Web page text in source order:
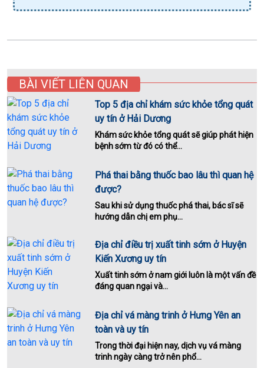
BÀI VIẾT LIÊN QUAN
Top 5 địa chỉ khám sức khỏe tổng quát
uy tín ở Hải Dương
Khám sức khỏe tổng quát sẽ giúp phát hiện
bệnh sớm từ đó có thể...
Phá thai bằng thuốc bao lâu thì quan hệ
được?
Sau khi sử dụng thuốc phá thai, bác sĩ sẽ
hướng dẫn chị em phụ...
Địa chỉ điều trị xuất tinh sớm ở Huyện
Kiến Xương uy tín
Xuất tinh sớm ở nam giới luôn là một vấn đề
đáng quan ngại và...
Địa chỉ vá màng trinh ở Hưng Yên an
toàn và uy tín
Trong thời đại hiện nay, dịch vụ vá màng
trinh ngày càng trở nên phổ...